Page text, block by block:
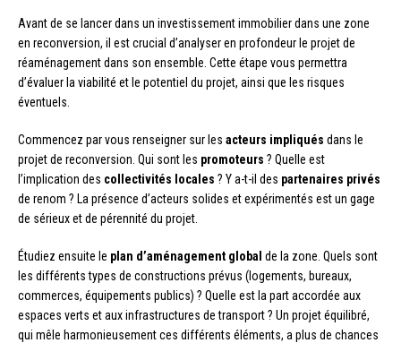
Avant de se lancer dans un investissement immobilier dans une zone
en reconversion, il est crucial d’analyser en profondeur le projet de
réaménagement dans son ensemble. Cette étape vous permettra
d’évaluer la viabilité et le potentiel du projet, ainsi que les risques
éventuels.
Commencez par vous renseigner sur les acteurs impliqués dans le
projet de reconversion. Qui sont les promoteurs ? Quelle est
l’implication des collectivités locales ? Y a-t-il des partenaires privés
de renom ? La présence d’acteurs solides et expérimentés est un gage
de sérieux et de pérennité du projet.
Étudiez ensuite le plan d’aménagement global de la zone. Quels sont
les différents types de constructions prévus (logements, bureaux,
commerces, équipements publics) ? Quelle est la part accordée aux
espaces verts et aux infrastructures de transport ? Un projet équilibré,
qui mêle harmonieusement ces différents éléments, a plus de chances